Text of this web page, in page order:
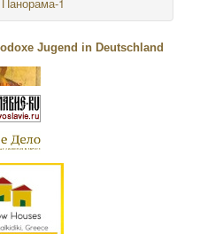
Jugend in Deutschland